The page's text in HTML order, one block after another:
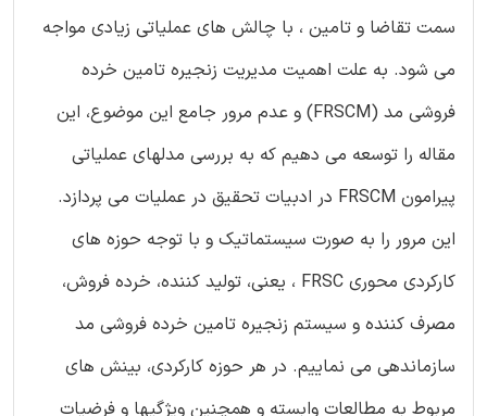
سمت تقاضا و تامین ، با چالش های عملیاتی زیادی مواجه
می شود. به علت اهمیت مدیریت زنجیره تامین خرده
فروشی مد (FRSCM) و عدم مرور جامع این موضوع، این
مقاله را توسعه می دهیم که به بررسی مدلهای عملیاتی
پیرامون FRSCM در ادبیات تحقیق در عملیات می پردازد.
این مرور را به صورت سیستماتیک و با توجه حوزه های
کارکردی محوری FRSC ، یعنی، تولید کننده، خرده فروش،
مصرف کننده و سیستم زنجیره تامین خرده فروشی مد
سازماندهی می نماییم. در هر حوزه کارکردی، بینش های
مربوط به مطالعات وابسته و همچنین ویژگیها و فرضیات